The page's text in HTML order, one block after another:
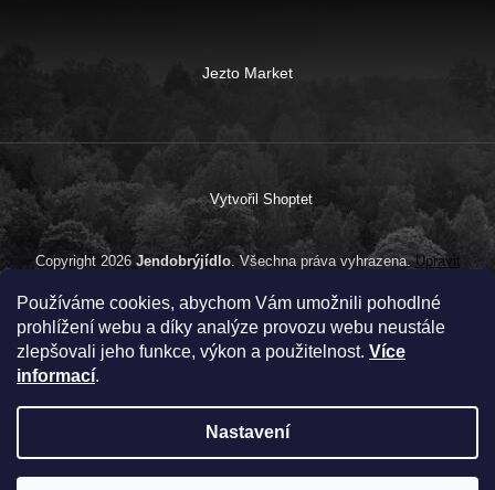
Používáme cookies, abychom Vám umožnili pohodlné
prohlížení webu a díky analýze provozu webu neustále
zlepšovali jeho funkce, výkon a použitelnost. Více
informací.
Nastavení
Jezto Market
Vytvořil Shoptet
Copyright 2026 Jendobrýjídlo. Všechna práva vyhrazena.Upravit